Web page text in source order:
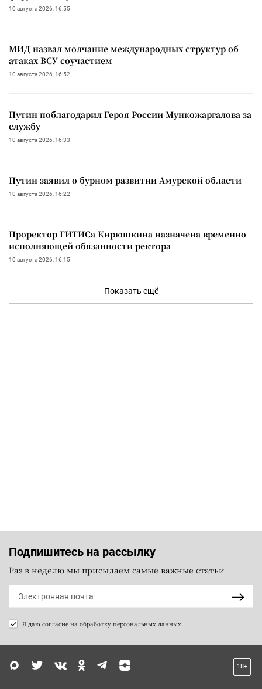
10 августа 2026, 16:55
МИД назвал молчание международных структур об
атаках ВСУ соучастием
10 августа 2026, 16:52
Путин поблагодарил Героя России Мункожаргалова за
службу
10 августа 2026, 16:33
Путин заявил о бурном развитии Амурской области
10 августа 2026, 16:22
Проректор ГИТИСа Кирюшкина назначена временно
исполняющей обязанности ректора
10 августа 2026, 16:15
Показать ещё
Подпишитесь на рассылку
Раз в неделю мы присылаем самые важные статьи
Я даю согласие на обработку персональных данных
18+